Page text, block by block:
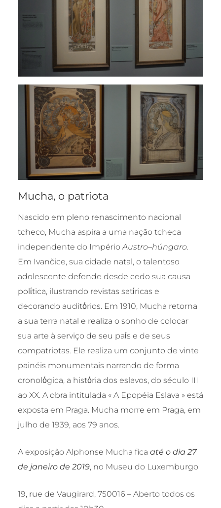
Mucha, o patriota
Nascido em pleno renascimento nacional
tcheco, Mucha aspira a uma nação tcheca
independente do ImpérioAustro–húngaro.
Em Ivančice, sua cidade natal, o talentoso
adolescente defende desde cedo sua causa
polίtica, ilustrando revistas satίricas e
decorando auditόrios. Em 1910, Mucha retorna
a sua terra natal e realiza o sonho de colocar
sua arte à serviço de seu paίs e de seus
compatriotas. Ele realiza um conjunto de vinte
painéis monumentais narrando de forma
cronolόgica, a histόria dos eslavos, do século III
ao XX. A obra intitulada « A Epopéia Eslava » está
exposta em Praga. Mucha morre em Praga, em
julho de 1939, aos 79 anos.
A exposição Alphonse Mucha fica até o dia 27
de janeiro de 2019, no Museu do Luxemburgo
19, rue de Vaugirard, 750016 – Aberto todos os